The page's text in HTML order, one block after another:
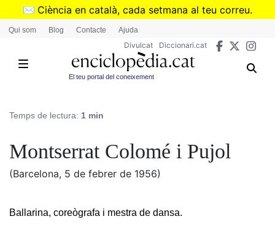
Vés
✉️ Ciència en català, cada setmana al teu correu.
➜Subscriu-te al butlletí de Divulcat
Qui som Blog Contacte Ajuda
Divulcat Diccionari.cat
El teu portal del coneixement
Temps de lectura: 1 min
Montserrat Colomé i Pujol
(Barcelona, 5 de febrer de 1956)
Ballarina, coreògrafa i mestra de dansa.